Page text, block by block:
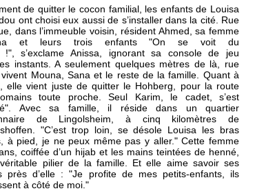
de quitter le cocon familial, les enfants de Louisa
ont choisi eux aussi de s’installer dans la cité. Rue
dans l’immeuble voisin, résident Ahmed, sa femme
et leurs trois enfants "On se voit du
!", s’exclame Anissa, ignorant sa console de jeu
instants. A seulement quelques mètres de là, rue
vivent Mouna, Sana et le reste de la famille. Quant à
elle vient juste de quitter le Hohberg, pour la route
toute proche. Seul Karim, le cadet, s’est
Avec sa famille, il réside dans un quartier
de Lingolsheim, à cinq kilomètres de
"C’est trop loin, se désole Louisa les bras
à pied, je ne peux même pas y aller." Cette femme
coiffée d’un hijab et les mains teintées de henné,
pilier de la famille. Et elle aime savoir ses
près d’elle : "Je profite de mes petits-enfants, ils
à côté de moi."